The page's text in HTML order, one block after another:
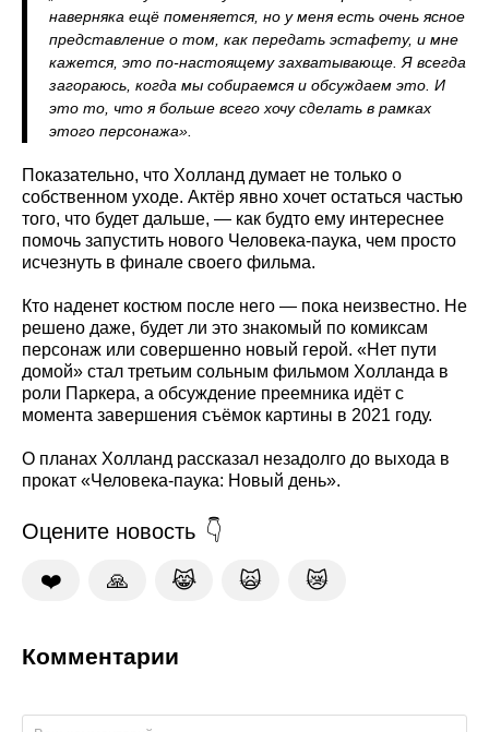
наверняка ещё поменяется, но у меня есть очень ясное
представление о том, как передать эстафету, и мне
кажется, это по-настоящему захватывающе. Я всегда
загораюсь, когда мы собираемся и обсуждаем это. И
это то, что я больше всего хочу сделать в рамках
этого персонажа».
Показательно, что Холланд думает не только о
собственном уходе. Актёр явно хочет остаться частью
того, что будет дальше, — как будто ему интереснее
помочь запустить нового Человека-паука, чем просто
исчезнуть в финале своего фильма.
Кто наденет костюм после него — пока неизвестно. Не
решено даже, будет ли это знакомый по комиксам
персонаж или совершенно новый герой. «Нет пути
домой» стал третьим сольным фильмом Холланда в
роли Паркера, а обсуждение преемника идёт с
момента завершения съёмок картины в 2021 году.
О планах Холланд рассказал незадолго до выхода в
прокат «Человека-паука: Новый день».
Оцените новость
❤️ 🙏 😹 🙀 😿
Комментарии